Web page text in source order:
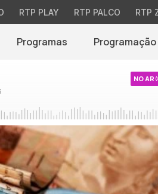
RTP PLAY RTP PALCO RTP
Programas Programação
NO AR